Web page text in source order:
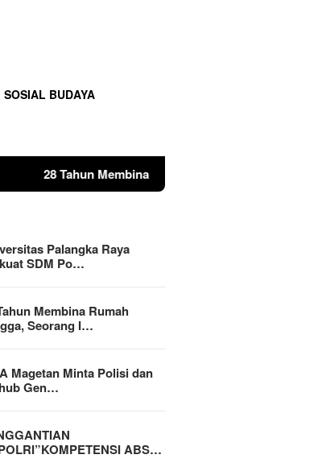
SOSIAL BUDAYA
Rumah Tangga, Seorang Ibu Lima Anak
Palangka Raya
SDM Po…
Membina Rumah
Seorang I…
Magetan Minta Polisi dan
Gen…
ABS…